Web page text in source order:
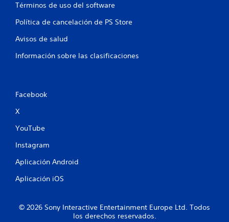
Términos de uso del software
Política de cancelación de PS Store
Avisos de salud
Información sobre las clasificaciones
Facebook
X
YouTube
Instagram
Aplicación Android
Aplicación iOS
© 2026 Sony Interactive Entertainment Europe Ltd. Todos
los derechos reservados.